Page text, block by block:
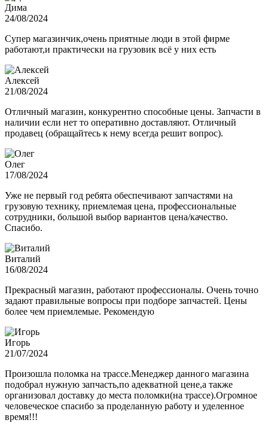
Дима
24/08/2024
Супер магазинчик,очень приятные люди в этой фирме
работают,и практически на грузовик всё у них есть
Алексей
21/08/2024
Отличный магазин, конкурентно способные цены. Запчасти в
наличии если нет то оперативно доставляют. Отличный
продавец (обращайтесь к нему всегда решит вопрос).
Олег
17/08/2024
Уже не первый год ребята обеспечивают запчастями на
грузовую технику, приемлемая цена, профессиональные
сотрудники, большой выбор вариантов цена/качество.
Спасибо.
Виталий
16/08/2024
Прекрасный магазин, работают профессионалы. Очень точно
задают правильные вопросы при подборе запчастей. Цены
более чем приемлемые. Рекомендую
Игорь
21/07/2024
Произошла поломка на трассе.Менеджер данного магазина
подобрал нужную запчасть,по адекватной цене,а также
организовал доставку до места поломки(на трассе).Огромное
человеческое спасибо за проделанную работу и уделенное
время!!!